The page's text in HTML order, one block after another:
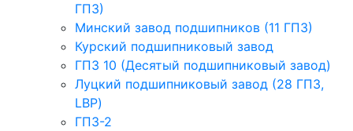
ГПЗ)
Минский завод подшипников (11 ГПЗ)
Курский подшипниковый завод
ГПЗ 10 (Десятый подшипниковый завод)
Луцкий подшипниковый завод (28 ГПЗ,
LBP)
ГПЗ-2